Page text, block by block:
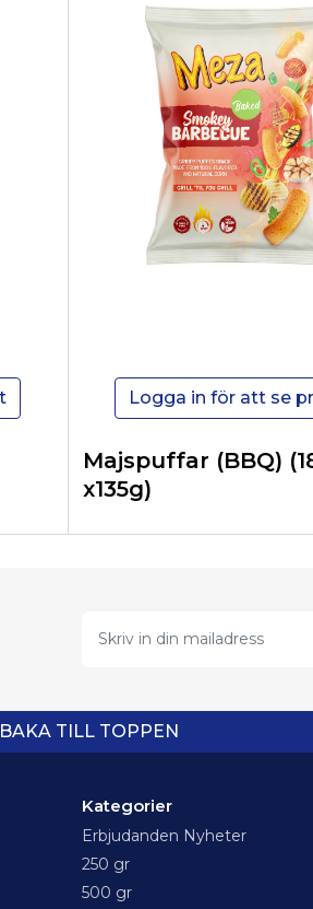
Logga in för att se
Majspuffar (BBQ)
x135g)
TILL TOPPEN
Kategorier
Erbjudanden Nyheter
250 gr
500 gr